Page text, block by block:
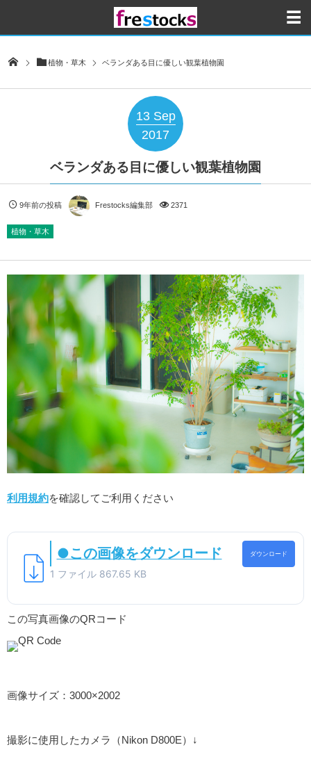
植物・草木 ベランダある目に優しい観葉植物園
13 Sep
2017
ベランダある目に優しい観葉植物園
9年前の投稿 Frestocks編集部 2371
植物・草木
利用規約を確認してご利用ください
●この画像をダウンロード
1 ファイル 867.65 KB
ダウンロード
この写真画像のQRコード
画像サイズ：3000×2002
撮影に使用したカメラ（Nikon D800E）↓